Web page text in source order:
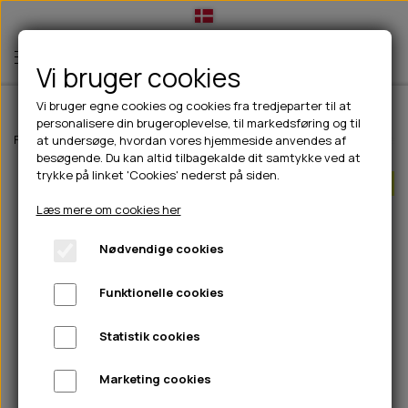
TIL HUND
💧FODER- VANDSKÅLE
CHICOPEE
GODBIDSTASKE
HALSBÅND
🦴 GODBIDDER & SNACKS
🍖 SMAGSVARIANTER
🎾 LEGETØJ
TÆNDER, ØRE, ØJE, POTER & NÆSE
🐾 UDSTYR & KOMFORT
TIL HUNDEEJER
DRIKKEFLASKER/TERMOFLASKER
HUER OG VANTER
PINEWOOD SALES
TIL KAT
TILBUD
NYHEDER
ABONNEMENT
Forside Til hunde Godbidder & Snacks Bløde godbidder/snacks
Bland 3 poser SPAR 15%
Vi bruger cookies
Vi bruger egne cookies og cookies fra tredjeparter til at
personalisere din brugeroplevelse, til markedsføring og til
at undersøge, hvordan vores hjemmeside anvendes af
besøgende. Du kan altid tilbagekalde dit samtykke ved at
trykke på linket 'Cookies' nederst på siden.
Læs mere om cookies her
Nødvendige cookies
Funktionelle cookies
Statistik cookies
Marketing cookies